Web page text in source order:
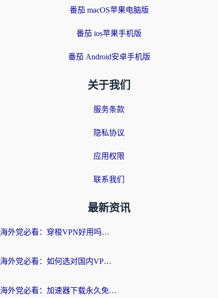
番茄 macOS苹果电脑版
番茄 ios苹果手机版
番茄 Android安卓手机版
关于我们
服务条款
隐私协议
应用权限
联系我们
最新资讯
海外党必看：穿梭VPN好用吗？和云帆VPN对比哪个回国效果更好？附真实测评+避坑指南
海外党必看：如何选对国内VPN，实现无缝访问国内资源？
海外党必看：加速器下载永久免费版真的存在吗？教你无缝访问国内资源的正确姿势